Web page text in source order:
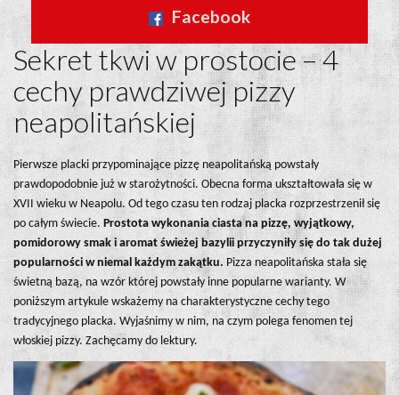
Facebook
Sekret tkwi w prostocie – 4
cechy prawdziwej pizzy
neapolitańskiej
Pierwsze placki przypominające pizzę neapolitańską powstały
prawdopodobnie już w starożytności. Obecna forma ukształtowała się w
XVII wieku w Neapolu. Od tego czasu ten rodzaj placka rozprzestrzenił się
po całym świecie. Prostota wykonania ciasta na pizzę, wyjątkowy,
pomidorowy smak i aromat świeżej bazylii przyczyniły się do tak dużej
popularności w niemal każdym zakątku. Pizza neapolitańska stała się
świetną bazą, na wzór której powstały inne popularne warianty. W
poniższym artykule wskażemy na charakterystyczne cechy tego
tradycyjnego placka. Wyjaśnimy w nim, na czym polega fenomen tej
włoskiej pizzy. Zachęcamy do lektury.